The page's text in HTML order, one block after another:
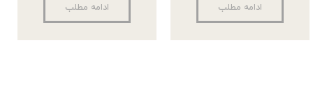
ادامه مطلب ادامه مطلب